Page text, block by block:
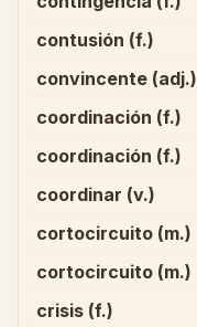
contusión (f.)
convincente (adj.)
coordinación (f.)
coordinación (f.)
coordinar (v.)
cortocircuito (m.)
cortocircuito (m.)
crisis (f.)